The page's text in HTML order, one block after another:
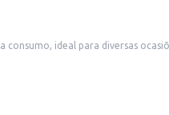
ideal para diversas